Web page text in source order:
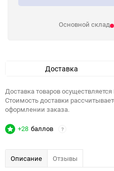
Основной склад
Доставка
Доставка товаров
Стоимость доставки
оформлении заказа.
+28 баллов ?
Описание Отзывы